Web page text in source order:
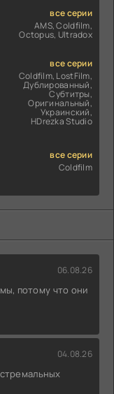
все серии
AMS, Coldfilm,
Octopus, Ultradox
все серии
Coldfilm, LostFilm,
Дублированный,
Субтитры,
Оригинальный,
Украинский,
HDrezka Studio
все серии
Coldfilm
06.08.26
потому что они
04.08.26